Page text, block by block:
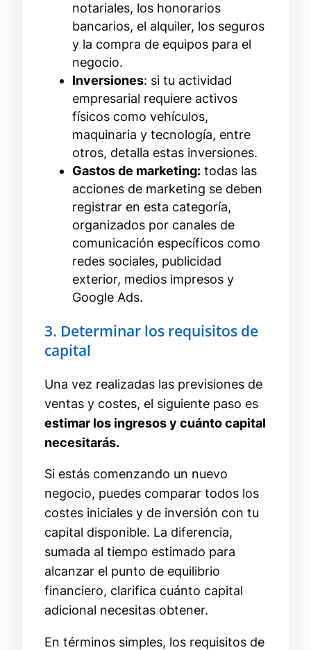
notariales, los honorarios
bancarios, el alquiler, los seguros
y la compra de equipos para el
negocio.
Inversiones: si tu actividad
empresarial requiere activos
físicos como vehículos,
maquinaria y tecnología, entre
otros, detalla estas inversiones.
Gastos de marketing: todas las
acciones de marketing se deben
registrar en esta categoría,
organizados por canales de
comunicación específicos como
redes sociales, publicidad
exterior, medios impresos y
Google Ads.
3. Determinar los requisitos de
capital
Una vez realizadas las previsiones de
ventas y costes, el siguiente paso es
estimar los ingresos y cuánto capital
necesitarás.
Si estás comenzando un nuevo
negocio, puedes comparar todos los
costes iniciales y de inversión con tu
capital disponible. La diferencia,
sumada al tiempo estimado para
alcanzar el punto de equilibrio
financiero, clarifica cuánto capital
adicional necesitas obtener.
En términos simples, los requisitos de